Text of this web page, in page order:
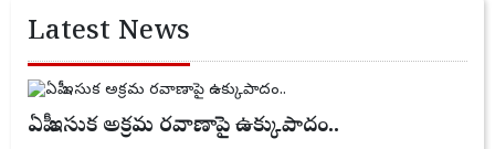
Latest News
ఏపీ ఇసుక అక్రమ రవాణాపై ఉక్కుపాదం..